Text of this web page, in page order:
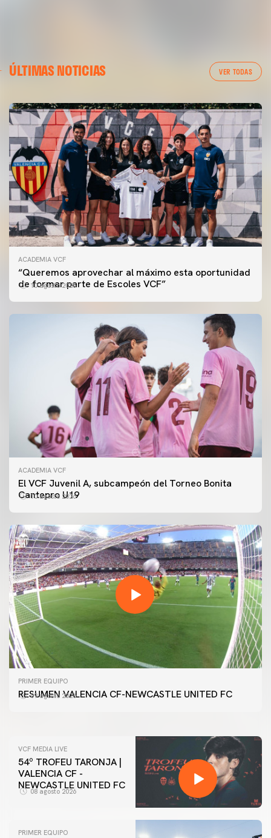
ÚLTIMAS NOTICIAS VER TODAS
ACADEMIA VCF
“Queremos aprovechar al máximo esta oportunidad
de formar parte de Escoles VCF”
10 agosto 2026
ACADEMIA VCF
El VCF Juvenil A, subcampeón del Torneo Bonita
Cantepro U19
10 agosto 2026
PRIMER EQUIPO
RESUMEN VALENCIA CF-NEWCASTLE UNITED FC
09 agosto 2026
PRIMER EQUIPO
GALERÍA | VALENCIA CF - NEWCASTLE UNITED FC
54ª EDICIÓN TROFEU TARONJA
VCF MEDIA LIVE
54º TROFEU TARONJA |
VALENCIA CF -
NEWCASTLE UNITED FC
08 agosto 2026
PRIMER EQUIPO